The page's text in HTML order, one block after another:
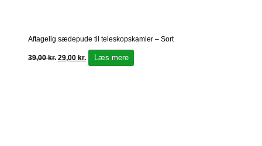
Aftagelig sædepude til teleskopskamler – Sort
39,00kr. 29,00 kr. Læs mere